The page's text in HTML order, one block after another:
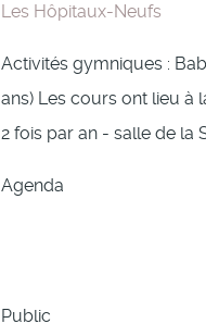
Les Hôpitaux-Neufs
Activités gymniques :
ans) Les cours ont lieu à
2 fois par an - salle de la
Agenda
Public